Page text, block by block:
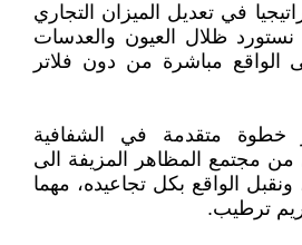
في تعديل الميزان التجاري
نستورد ظلال العيون والعدسات
الواقع مباشرة من دون فلاتر
خطوة متقدمة في الشفافية
من مجتمع المظاهر المزيفة الى
ونقبل الواقع بكل تجاعيده، مهما
ترطيب.